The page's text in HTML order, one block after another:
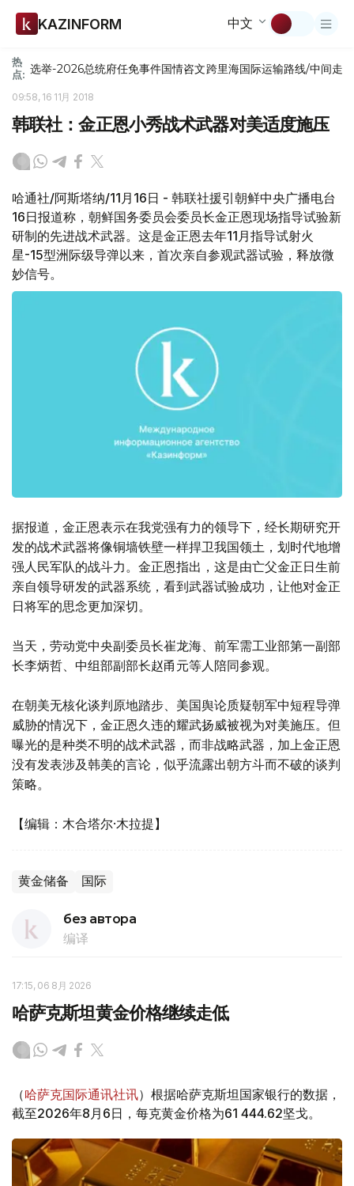
KAZINFORM 中文
热
点: 选举-2026总统府任免事件国情咨文跨里海国际运输路线/中间走廊
09:58, 16 11月 2018
韩联社：金正恩小秀战术武器对美适度施压
哈通社/阿斯塔纳/11月16日 - 韩联社援引朝鲜中央广播电台
16日报道称，朝鲜国务委员会委员长金正恩现场指导试验新
研制的先进战术武器。这是金正恩去年11月指导试射火
星-15型洲际级导弹以来，首次亲自参观武器试验，释放微
妙信号。
据报道，金正恩表示在我党强有力的领导下，经长期研究开
发的战术武器将像铜墙铁壁一样捍卫我国领土，划时代地增
强人民军队的战斗力。金正恩指出，这是由亡父金正日生前
亲自领导研发的武器系统，看到武器试验成功，让他对金正
日将军的思念更加深切。
当天，劳动党中央副委员长崔龙海、前军需工业部第一副部
长李炳哲、中组部副部长赵甬元等人陪同参观。
在朝美无核化谈判原地踏步、美国舆论质疑朝军中短程导弹
威胁的情况下，金正恩久违的耀武扬威被视为对美施压。但
曝光的是种类不明的战术武器，而非战略武器，加上金正恩
没有发表涉及韩美的言论，似乎流露出朝方斗而不破的谈判
策略。
【编辑：木合塔尔·木拉提】
黄金储备 国际
без автора
编译
17:15, 06 8月 2026
哈萨克斯坦黄金价格继续走低
（哈萨克国际通讯社讯）根据哈萨克斯坦国家银行的数据，
截至2026年8月6日，每克黄金价格为61 444.62坚戈。